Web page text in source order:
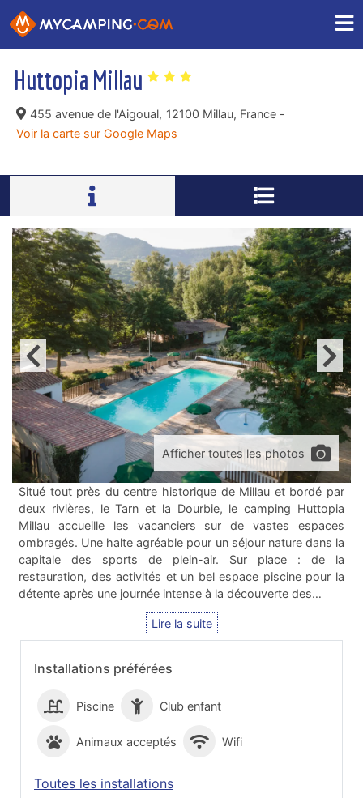
Huttopia Millau
455 avenue de l'Aigoual, 12100 Millau, France -
Voir la carte sur Google Maps
Installations préférées
Piscine Club enfant
Animaux acceptés Wifi
Toutes les installations
Afficher toutes les photos
Situé tout près du centre historique de Millau et bordé par
deux rivières, le Tarn et la Dourbie, le camping Huttopia
Millau accueille les vacanciers sur de vastes espaces
ombragés. Une halte agréable pour un séjour nature dans la
capitale des sports de plein-air. Sur place : de la
restauration, des activités et un bel espace piscine pour la
détente après une journée intense à la découverte des…